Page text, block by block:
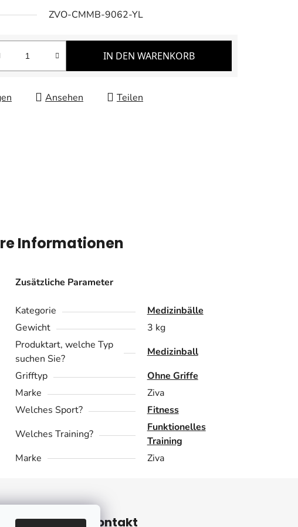
ZVO-CMMB-9062-YL
IN DEN WARENKORB
Ansehen Teilen
Informationen
Zusätzliche Parameter
Kategorie
Medizinbälle
Gewicht
3 kg
Produktart, welche Typ
suchen Sie?
Medizinball
Grifftyp
Ohne Griffe
Marke
Ziva
Welches Sport?
Fitness
Welches Training?
Funktionelles
Training
Marke
Ziva
Kontakt